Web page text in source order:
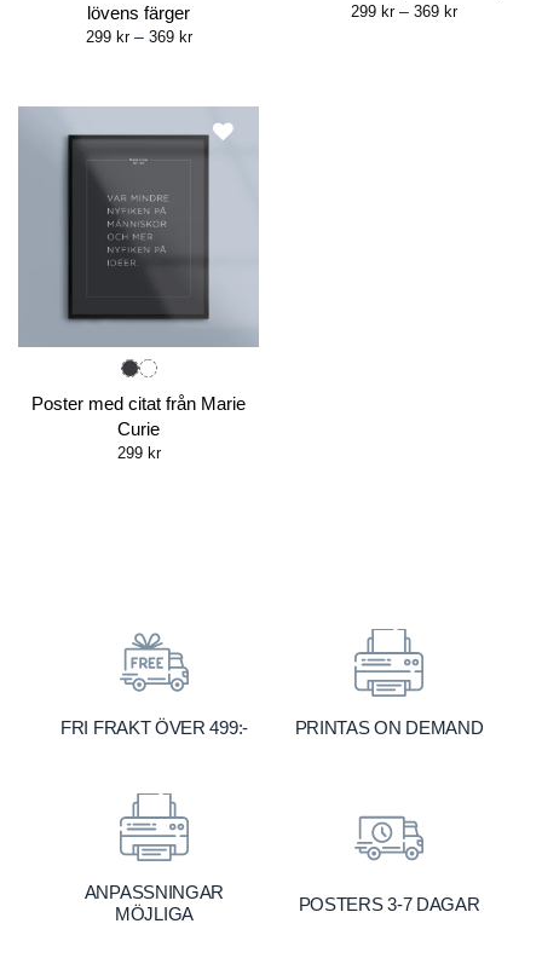
lövens färger
299 kr – 369 krPrice
299 kr – 369 krPrice
Poster med citat från Marie
Curie
299 kr
FRI FRAKT ÖVER 499:- PRINTAS ON DEMAND
ANPASSNINGAR
MÖJLIGA
POSTERS 3-7 DAGAR